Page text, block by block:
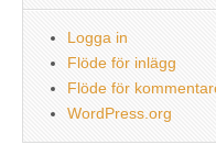
Logga in
Flöde för inlägg
Flöde för
WordPress.org